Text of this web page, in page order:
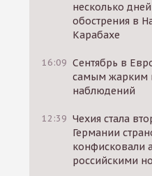
несколько
обострения в
Карабахе
16:09 Сентябрь в
самым жарким
наблюдений
12:39 Чехия стала
Германии
конфисковали
российскими